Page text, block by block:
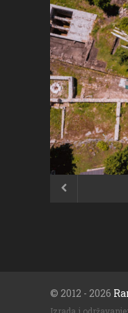

© 2012 - 2026